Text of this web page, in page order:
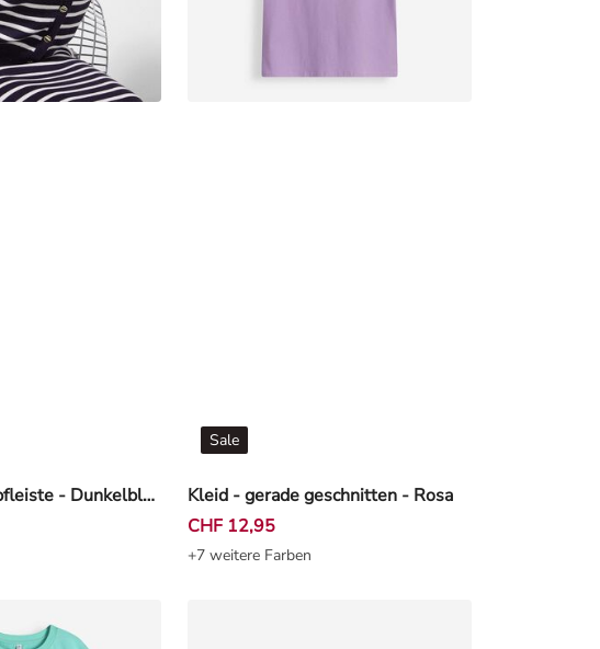
Cardigan - Knopfleiste - Dunkelblau Kleid - gerade geschnitten - Rosa
Sale
CHF 12,95
+7 weitere Farben